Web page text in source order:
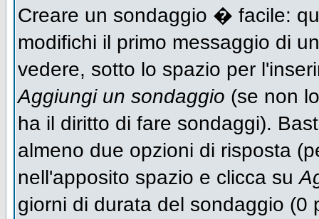
Creare un sondaggio � facile:
modifichi il primo messaggio di
vedere, sotto lo spazio per
Aggiungi un sondaggio (se non
ha il diritto di fare sondaggi).
almeno due opzioni di risposta
nell'apposito spazio e clicca su
giorni di durata del sondaggio